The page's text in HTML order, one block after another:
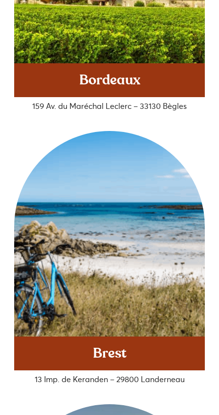
Bordeaux
159 Av. du Maréchal Leclerc – 33130 Bègles
Brest
13 Imp. de Keranden – 29800 Landerneau